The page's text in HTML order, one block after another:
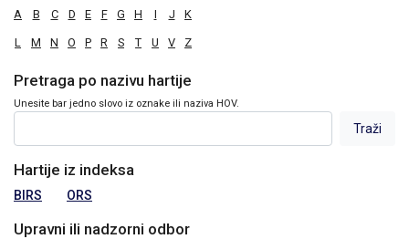
A B C D E F G H I J K
L M N O P R S T U V Z
Pretraga po nazivu hartije
Unesite bar jedno slovo iz oznake ili naziva HOV.
Hartije iz indeksa
BIRS ORS
Upravni ili nadzorni odbor